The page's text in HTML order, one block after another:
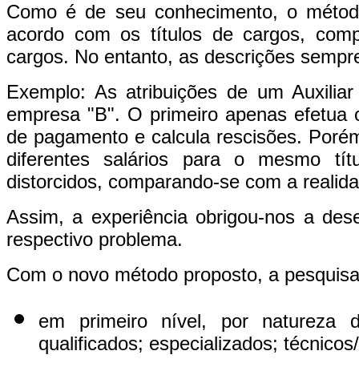
Como é de seu conhecimento, o
acordo com os títulos de cargos,
cargos. No entanto, as descrições
Exemplo: As atribuições de um
empresa "B". O primeiro apenas
de pagamento e calcula rescisões.
diferentes salários para o mesmo
distorcidos, comparando-se com a
Assim, a experiência obrigou-nos a
respectivo problema.
Com o novo método proposto, a
em primeiro nível, por natureza
qualificados; especializados;